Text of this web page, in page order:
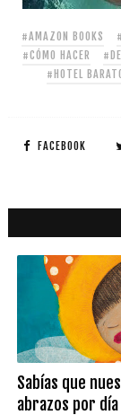
#AMAZON BOOKS
#CÓMO HACER
#HOTEL
FACEBOOK
Sabías que
abrazos por día